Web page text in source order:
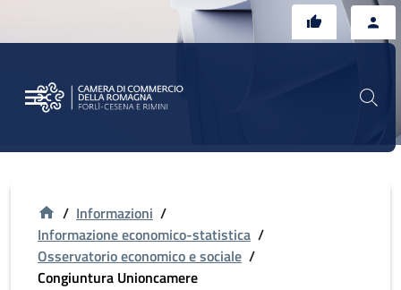
/ Informazioni /
Informazione economico-statistica /
Osservatorio economico e sociale /
Congiuntura Unioncamere